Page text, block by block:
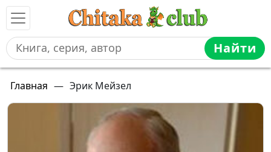
Найти
Главная — Эрик Мейзел